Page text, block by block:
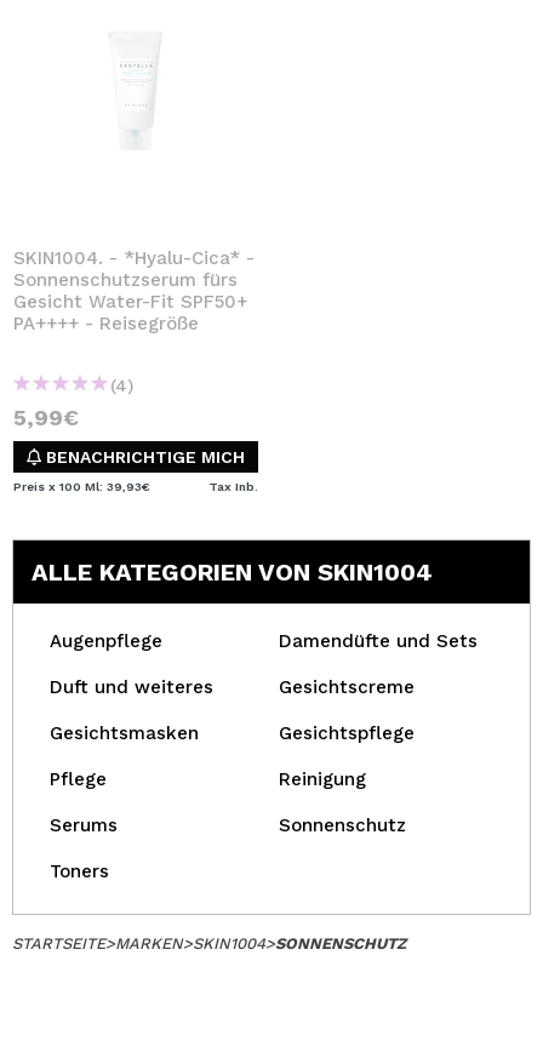
SKIN1004. - *Hyalu-Cica* -
Sonnenschutzserum fürs
Gesicht Water-Fit SPF50+
PA++++ - Reisegröße
(4)
5,99€
BENACHRICHTIGE MICH
Preis x 100 Ml: 39,93€ Tax Inb.
ALLE KATEGORIEN VON SKIN1004
Augenpflege Damendüfte und Sets
Duft und weiteres Gesichtscreme
Gesichtsmasken Gesichtspflege
Pflege Reinigung
Serums Sonnenschutz
Toners
STARTSEITE>MARKEN>SKIN1004>SONNENSCHUTZ